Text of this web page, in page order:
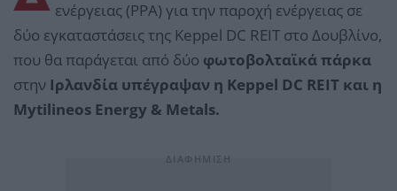
ενέργειας (PPA) για την παροχή ενέργειας σε
δύο εγκαταστάσεις της Keppel DC REIT στο Δουβλίνο,
που θα παράγεται από δύο φωτοβολταϊκά πάρκα
στην Ιρλανδία υπέγραψαν η Keppel DC REIT και η
Mytilineos Energy & Metals.